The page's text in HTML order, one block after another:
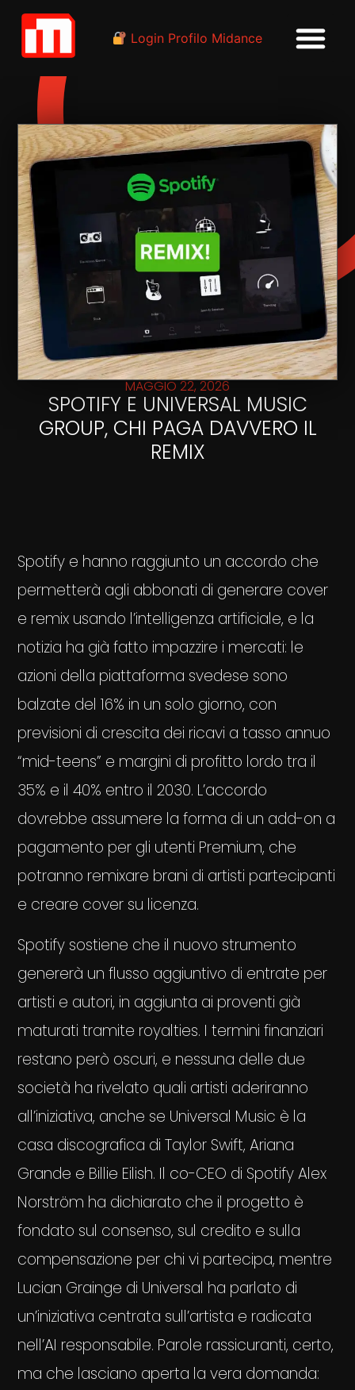
Login Profilo Midance
MAGGIO 22, 2026
SPOTIFY E UNIVERSAL MUSIC
GROUP, CHI PAGA DAVVERO IL
REMIX
Spotify e hanno raggiunto un accordo che
permetterà agli abbonati di generare cover
e remix usando l’intelligenza artificiale, e la
notizia ha già fatto impazzire i mercati: le
azioni della piattaforma svedese sono
balzate del 16% in un solo giorno, con
previsioni di crescita dei ricavi a tasso annuo
“mid-teens” e margini di profitto lordo tra il
35% e il 40% entro il 2030. L’accordo
dovrebbe assumere la forma di un add-on a
pagamento per gli utenti Premium, che
potranno remixare brani di artisti partecipanti
e creare cover su licenza.
Spotify sostiene che il nuovo strumento
genererà un flusso aggiuntivo di entrate per
artisti e autori, in aggiunta ai proventi già
maturati tramite royalties. I termini finanziari
restano però oscuri, e nessuna delle due
società ha rivelato quali artisti aderiranno
all’iniziativa, anche se Universal Music è la
casa discografica di Taylor Swift, Ariana
Grande e Billie Eilish. Il co-CEO di Spotify Alex
Norström ha dichiarato che il progetto è
fondato sul consenso, sul credito e sulla
compensazione per chi vi partecipa, mentre
Lucian Grainge di Universal ha parlato di
un’iniziativa centrata sull’artista e radicata
nell’AI responsabile. Parole rassicuranti, certo,
ma che lasciano aperta la vera domanda: